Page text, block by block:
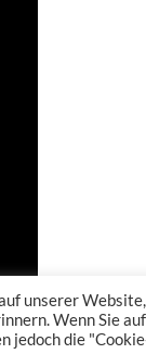
unserer
Wenn Sie
jedoch die